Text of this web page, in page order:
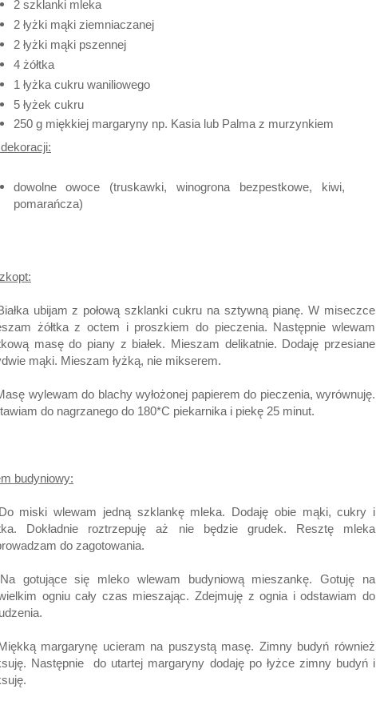
2 szklanki mleka
2 łyżki mąki ziemniaczanej
2 łyżki mąki pszennej
4 żółtka
1 łyżka cukru waniliowego
5 łyżek cukru
250 g miękkiej margaryny np. Kasia lub Palma z murzynkiem
dowolne owoce (truskawki, winogrona bezpestkowe, kiwi,
pomarańcza)
ubijam z połową szklanki cukru na sztywną pianę. W miseczce
żółtka z octem i proszkiem do pieczenia. Następnie wlewam
masę do piany z białek. Mieszam delikatnie. Dodaję przesiane
mąki. Mieszam łyżką, nie mikserem.
wylewam do blachy wyłożonej papierem do pieczenia, wyrównuję.
do nagrzanego do 180*C piekarnika i piekę 25 minut.
budyniowy:
miski wlewam jedną szklankę mleka. Dodaję obie mąki, cukry i
Dokładnie roztrzepuję aż nie będzie grudek. Resztę mleka
do zagotowania.
gotujące się mleko wlewam budyniową mieszankę. Gotuję na
ogniu cały czas mieszając. Zdejmuję z ognia i odstawiam do
margarynę ucieram na puszystą masę. Zimny budyń również
Następnie do utartej margaryny dodaję po łyżce zimny budyń i